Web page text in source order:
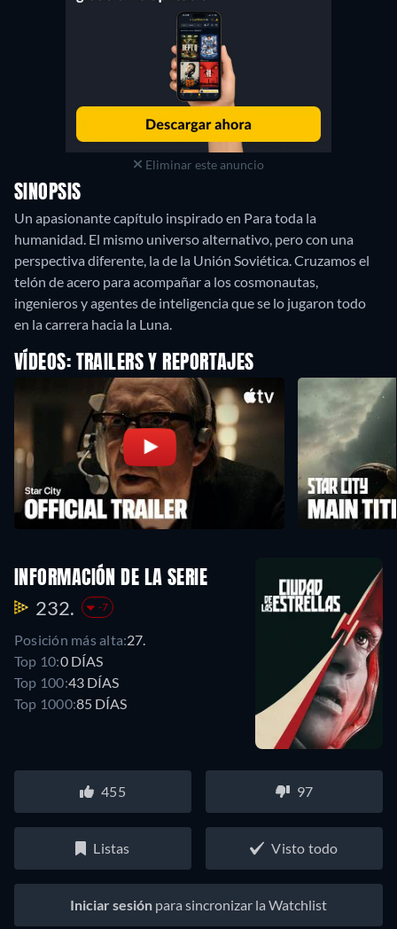
Eliminar este anuncio
SINOPSIS
Un apasionante capítulo inspirado en Para toda la
humanidad. El mismo universo alternativo, pero con una
perspectiva diferente, la de la Unión Soviética. Cruzamos el
telón de acero para acompañar a los cosmonautas,
ingenieros y agentes de inteligencia que se lo jugaron todo
en la carrera hacia la Luna.
VÍDEOS: TRAILERS Y REPORTAJES
INFORMACIÓN DE LA SERIE
232. -7
Posición más alta:27.
Top 10:0 DÍAS
Top 100:43 DÍAS
Top 1000:85 DÍAS
455 97
Listas Visto todo
Iniciar sesión para sincronizar la Watchlist